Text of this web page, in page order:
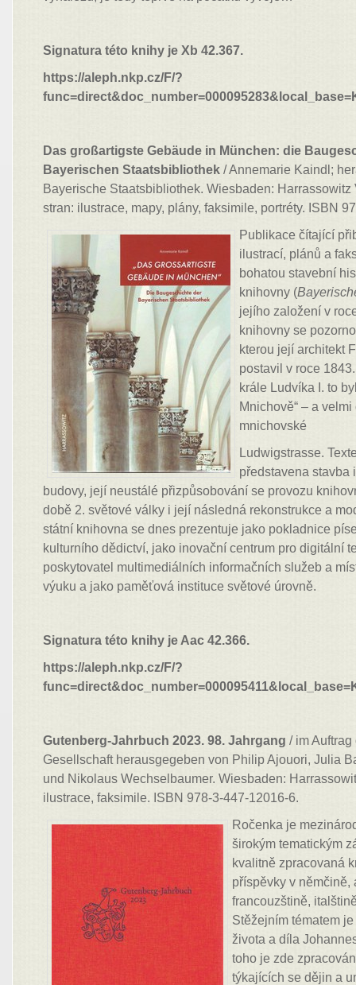
Signatura této knihy je Xb 42.367.
https://aleph.nkp.cz/F/?
Das großartigste Gebäude in München: die
Bayerischen Staatsbibliothek / Annemarie Kaindl;
Bayerische Staatsbibliothek. Wiesbaden: Harrassowitz
stran: ilustrace, mapy, plány, faksimile, portréty. ISBN
Publikace čítající
ilustrací, plánů a
bohatou stavební
knihovny (
jejího založení v
knihovny se
kterou její architekt
postavil v roce
krále Ludvíka I. to
Mnichově“ – a
mnichovské
Ludwigstrasse.
představena stavba
budovy, její neustálé přizpůsobování se provozu
době 2. světové války i její následná rekonstrukce a
státní knihovna se dnes prezentuje jako pokladnice
kulturního dědictví, jako inovační centrum pro digitální
poskytovatel multimediálních informačních služeb a
výuku a jako paměťová instituce světové úrovně.
Signatura této knihy je Aac 42.366.
https://aleph.nkp.cz/F/?
Gutenberg-Jahrbuch 2023. 98. Jahrgang / im
Gesellschaft herausgegeben von Philip Ajouori, Julia
und Nikolaus Wechselbaumer. Wiesbaden:
ilustrace, faksimile. ISBN 978-3-447-12016-6.
Ročenka je
širokým tematickým
kvalitně zpracovaná
příspěvky v němčině,
francouzštině,
Stěžejním tématem
života a díla
toho je zde
týkajících se dějin a